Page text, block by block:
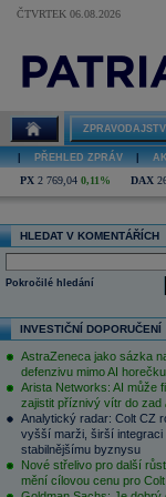
ČTVRTEK 06.08.2026
ZPRAVODAJSTVÍ
PŘEHLED ZPRÁV
PX 2 769,04 0,11% DAX
HLEDAT V KOMENTÁŘÍCH
Pokročilé hledání
INVESTIČNÍ DOPORUČENÍ
AstraZeneca jako sázka
defenzivu mimo AI horečku
Arista Networks: AI může
zajistit příznivý vítr do zad
Analytický radar: Colt CZ
vyšší marži, širší integraci
stabilnějšímu byznysu
Nové střelivo pro další
mění cílovou cenu pro